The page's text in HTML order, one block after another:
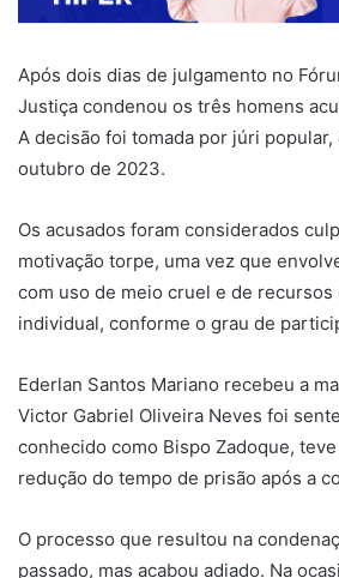
Após dois dias de julgamento no
Justiça condenou os três homens
A decisão foi tomada por júri
outubro de 2023.
Os acusados foram considerados
motivação torpe, uma vez que
com uso de meio cruel e de
individual, conforme o grau de
Ederlan Santos Mariano recebeu a
Victor Gabriel Oliveira Neves foi
conhecido como Bispo Zadoque,
redução do tempo de prisão após a
O processo que resultou na
passado, mas acabou adiado. Na